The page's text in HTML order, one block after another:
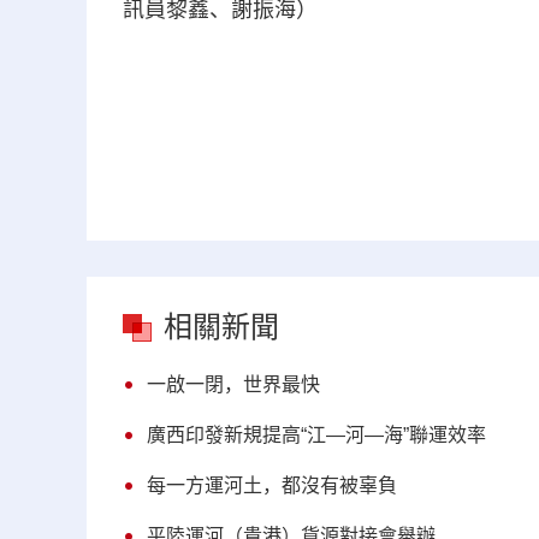
訊員黎鑫、謝振海）
相關新聞
一啟一閉，世界最快
廣西印發新規提高“江—河—海”聯運效率
每一方運河土，都沒有被辜負